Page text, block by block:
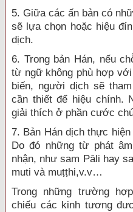
5. Giữa các ấn bản có
sẽ lựa chọn hoặc hiệu
dịch.
6. Trong bản Hán, nếu
từ ngữ không phù hợp
biến, người dịch sẽ
cần thiết để hiệu chính.
giải thích ở phần cước
7. Bản Hán dịch thực
Do đó những từ phát
nhận, như sam Pāli hay
muti và muṭṭhi,v.v…
Trong những trường
chiếu các kinh tương